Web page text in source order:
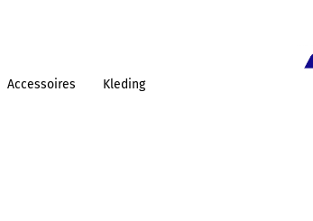
Accessoires Kleding